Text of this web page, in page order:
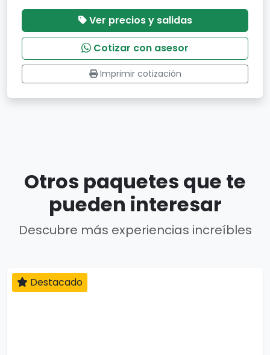
Ver precios y salidas
Cotizar con asesor
Imprimir cotización
Otros paquetes que te
pueden interesar
Descubre más experiencias increíbles
Destacado